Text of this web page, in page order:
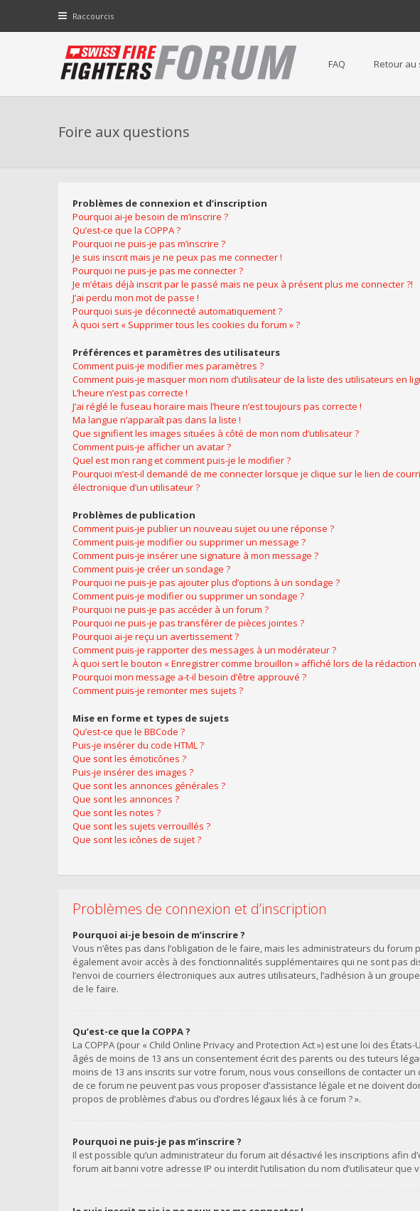
Raccourcis
FAQ Retour au
Foire aux questions
Problèmes de connexion et d’inscription
Pourquoi ai-je besoin de m’inscrire ?
Qu’est-ce que la COPPA ?
Pourquoi ne puis-je pas m’inscrire ?
Je suis inscrit mais je ne peux pas me connecter !
Pourquoi ne puis-je pas me connecter ?
Je m’étais déjà inscrit par le passé mais ne peux à présent plus me connecter ?!
J’ai perdu mon mot de passe !
Pourquoi suis-je déconnecté automatiquement ?
À quoi sert « Supprimer tous les cookies du forum » ?
Préférences et paramètres des utilisateurs
Comment puis-je modifier mes paramètres ?
Comment puis-je masquer mon nom d’utilisateur de la liste des utilisateurs en
L’heure n’est pas correcte !
J’ai réglé le fuseau horaire mais l’heure n’est toujours pas correcte !
Ma langue n’apparaît pas dans la liste !
Que signifient les images situées à côté de mon nom d’utilisateur ?
Comment puis-je afficher un avatar ?
Quel est mon rang et comment puis-je le modifier ?
Pourquoi m’est-il demandé de me connecter lorsque je clique sur le lien de
électronique d’un utilisateur ?
Problèmes de publication
Comment puis-je publier un nouveau sujet ou une réponse ?
Comment puis-je modifier ou supprimer un message ?
Comment puis-je insérer une signature à mon message ?
Comment puis-je créer un sondage ?
Pourquoi ne puis-je pas ajouter plus d’options à un sondage ?
Comment puis-je modifier ou supprimer un sondage ?
Pourquoi ne puis-je pas accéder à un forum ?
Pourquoi ne puis-je pas transférer de pièces jointes ?
Pourquoi ai-je reçu un avertissement ?
Comment puis-je rapporter des messages à un modérateur ?
À quoi sert le bouton « Enregistrer comme brouillon » affiché lors de la rédaction
Pourquoi mon message a-t-il besoin d’être approuvé ?
Comment puis-je remonter mes sujets ?
Mise en forme et types de sujets
Qu’est-ce que le BBCode ?
Puis-je insérer du code HTML ?
Que sont les émoticônes ?
Puis-je insérer des images ?
Que sont les annonces générales ?
Que sont les annonces ?
Que sont les notes ?
Que sont les sujets verrouillés ?
Que sont les icônes de sujet ?
Problèmes de connexion et d’inscription
Pourquoi ai-je besoin de m’inscrire ?
Vous n’êtes pas dans l’obligation de le faire, mais les administrateurs du
également avoir accès à des fonctionnalités supplémentaires qui ne sont pas
l’envoi de courriers électroniques aux autres utilisateurs, l’adhésion à un
de le faire.
Qu’est-ce que la COPPA ?
La COPPA (pour « Child Online Privacy and Protection Act ») est une loi des
âgés de moins de 13 ans un consentement écrit des parents ou des tuteurs
moins de 13 ans inscrits sur votre forum, nous vous conseillons de contacter
de ce forum ne peuvent pas vous proposer d’assistance légale et ne doivent
propos de problèmes d’abus ou d’ordres légaux liés à ce forum ? ».
Pourquoi ne puis-je pas m’inscrire ?
Il est possible qu’un administrateur du forum ait désactivé les inscriptions afin
forum ait banni votre adresse IP ou interdit l’utilisation du nom d’utilisateur